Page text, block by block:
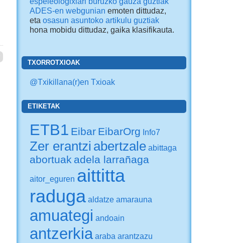
ADES-en webgunian emoten dittudaz,
eta osasun asuntoko artikulu guztiak
hona mobidu dittudaz, gaika klasifikauta.
TXORROTXIOAK
@Txikillana(r)en Txioak
ETIKETAK
ETB1 Eibar EibarOrg Info7
Zer erantzi abertzale abittaga
abortuak adela larrañaga
aitor_eguren aittitta
raduga aldatze amarauna
amuategi andoain
antzerkia araba arantzazu